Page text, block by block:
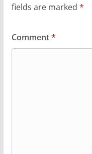
fields are marked *
Comment*